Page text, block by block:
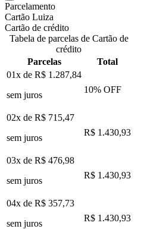
Parcelamento
Cartão Luiza
Cartão de crédito
Tabela de parcelas de Cartão de
crédito
Parcelas
Total
01x de R$ 1.287,84
sem juros
10% OFF
02x de R$ 715,47
sem juros
R$ 1.430,93
03x de R$ 476,98
sem juros
R$ 1.430,93
04x de R$ 357,73
sem juros
R$ 1.430,93